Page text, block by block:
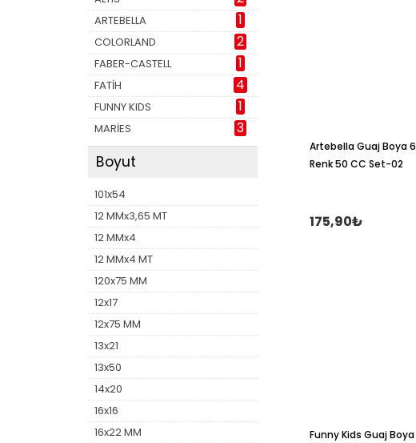
ARTEBELLA 1
COLORLAND 2
FABER-CASTELL 1
FATİH 4
FUNNY KIDS 1
MARİES 3
Boyut
101x54
12 MMx3,65 MT
12 MMx4
12 MMx4 MT
120x75 MM
12x17
12x75 MM
13x21
13x50
14x20
16x16
16x22 MM
Artebella Guaj Boya 6
Renk 50 CC Set-02
175,90₺
Funny Kids Guaj Boya